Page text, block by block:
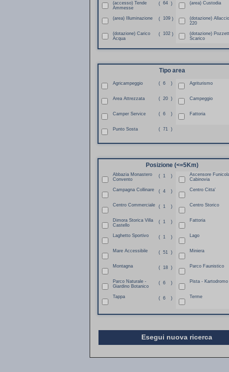
(accesso) Tende
Ammesse
( 64 ) (area) Custodia
(area) Illuminazione ( 109 )
(dotazione) Allaccio
220
(dotazione) Carico
Acqua
( 102 )
(dotazione)
Scarico
Tipo area
Agricampeggio ( 6 ) Agriturismo
Area Attrezzata ( 20 ) Campeggio
Camper Service ( 6 ) Fattoria
Punto Sosta ( 71 )
Posizione (<=5Km)
Abbazia Monastero
Convento
( 1 )
Ascensore
Cabinovia
Campagna Collinare ( 4 ) Centro Citta'
Centro Commerciale ( 1 ) Centro Storico
Dimora Storica Villa
Castello
( 1 ) Fattoria
Laghetto Sportivo ( 1 ) Lago
Mare Accessibile ( 51 ) Miniera
Montagna ( 18 ) Parco Faunistico
Parco Naturale -
Giardino Botanico
( 6 ) Pista - Kartodromo
Tappa ( 6 ) Terme
Esegui nuova ricerca